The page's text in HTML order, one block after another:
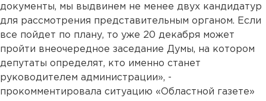
документы, мы выдвинем не менее двух кандидатур
для рассмотрения представительным органом. Если
все пойдет по плану, то уже 20 декабря может
пройти внеочередное заседание Думы, на котором
депутаты определят, кто именно станет
руководителем администрации», -
прокомментировала ситуацию «Областной газете»